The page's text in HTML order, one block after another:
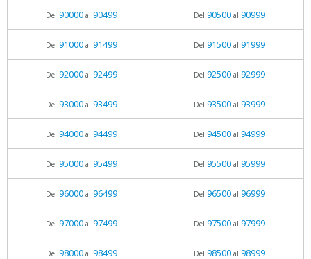
Del 90000al 90499 Del 90500al 90999
Del 91000al 91499 Del 91500al 91999
Del 92000al 92499 Del 92500al 92999
Del 93000al 93499 Del 93500al 93999
Del 94000al 94499 Del 94500al 94999
Del 95000al 95499 Del 95500al 95999
Del 96000al 96499 Del 96500al 96999
Del 97000al 97499 Del 97500al 97999
Del 98000al 98499 Del 98500al 98999